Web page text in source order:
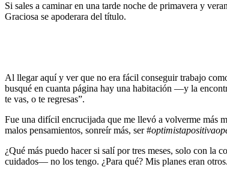
Si sales a caminar en una tarde noche de primavera y
Graciosa se apoderara del título.
Al llegar aquí y ver que no era fácil conseguir trabajo
busqué en cuanta página hay una habitación —y la
te vas, o te regresas”.
Fue una difícil encrucijada que me llevó a volverme más
malos pensamientos, sonreír más, ser #
¿Qué más puedo hacer si salí por tres meses, solo con la
cuidados— no los tengo. ¿Para qué? Mis planes eran